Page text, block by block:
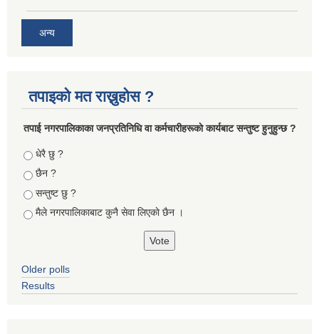
अन्य
तपाइको मत राख्नुहोस ?
तपा‌ई नगरपालिकाका जनप्रतिनिधि वा कर्मचारीहरूकाे कार्यबाट सन्तुष्ट हुनुहुन्छ ?
Choices
धेरै छु ?
छैन ?
सन्तुष्ट छु ?
मैले नगरपालिकाबाट कुनै सेवा लिएकाे छैन ।
Older polls
Results